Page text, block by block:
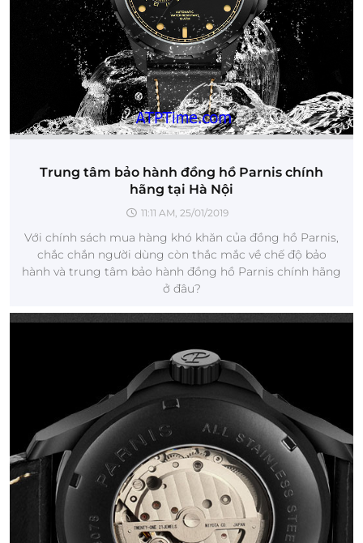
Trung tâm bảo hành đồng hồ Parnis chính
hãng tại Hà Nội
11:11 AM, 25/01/2019
Với chính sách mua hàng khó khăn của đồng hồ Parnis,
chắc chắn người dùng còn thắc mắc về chế độ bảo
hành và trung tâm bảo hành đồng hồ Parnis chính hãng
ở đâu?